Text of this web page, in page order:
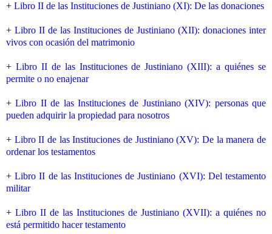
+ Libro II de las Instituciones de Justiniano (XI): De las donaciones
+ Libro II de las Instituciones de Justiniano (XII): donaciones inter
vivos con ocasión del matrimonio
+ Libro II de las Instituciones de Justiniano (XIII): a quiénes se
permite o no enajenar
+Libro II de las Instituciones de Justiniano (XIV): personas que
pueden adquirir la propiedad para nosotros
+ Libro II de las Instituciones de Justiniano (XV): De la manera de
ordenar los testamentos
+Libro II de las Instituciones de Justiniano (XVI): Del testamento
militar
+ Libro II de las Instituciones de Justiniano (XVII): a quiénes no
está permitido hacer testamento